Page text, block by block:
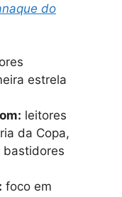
do
estrela
leitores
da Copa,
bastidores
foco em